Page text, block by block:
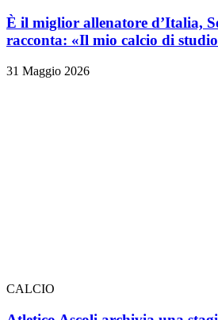
È il miglior allenatore d’Italia,
racconta: «Il mio calcio di
31 Maggio 2026
CALCIO